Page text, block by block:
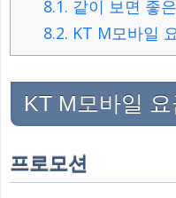
8.1. 같이 보면 좋
8.2. KT M모바일
KT M모바일
프로모션